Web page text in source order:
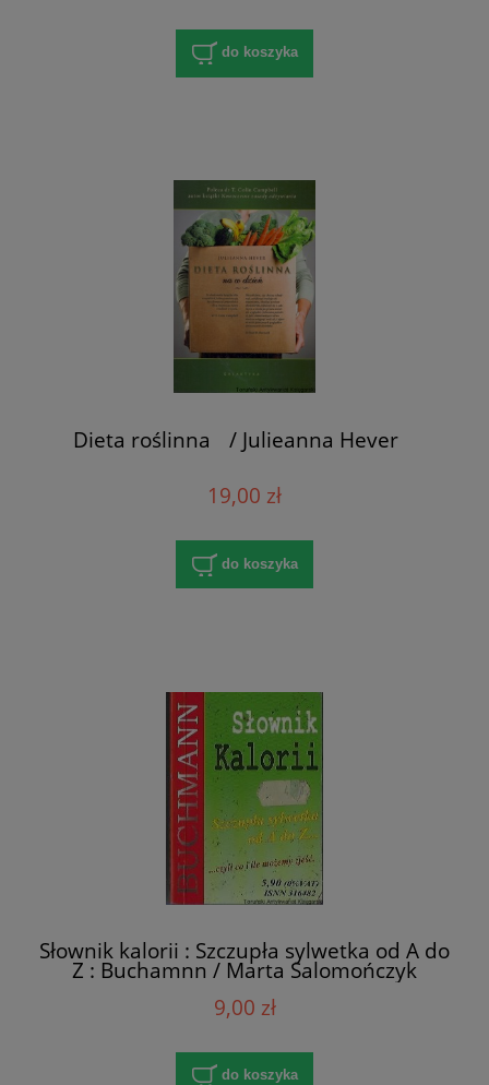
do koszyka
Dieta roślinna / Julieanna Hever
19,00 zł
do koszyka
Słownik kalorii : Szczupła sylwetka od A do
Z : Buchamnn / Marta Salomończyk
9,00 zł
do koszyka